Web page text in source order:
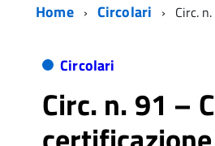
Home
Circolari Circ.
Circolari
Circ. n. 91 –